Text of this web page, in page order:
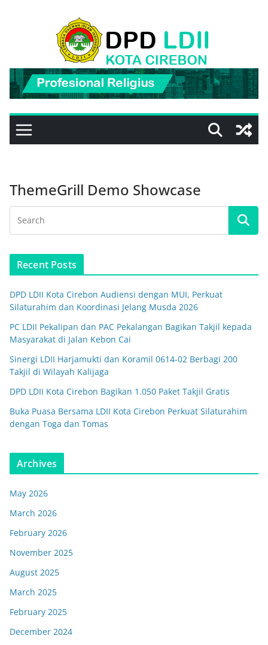
ThemeGrill Demo Showcase
Recent Posts
DPD LDII Kota Cirebon Audiensi dengan MUI, Perkuat
Silaturahim dan Koordinasi Jelang Musda 2026
PC LDII Pekalipan dan PAC Pekalangan Bagikan Takjil kepada
Masyarakat di Jalan Kebon Cai
Sinergi LDII Harjamukti dan Koramil 0614-02 Berbagi 200
Takjil di Wilayah Kalijaga
DPD LDII Kota Cirebon Bagikan 1.050 Paket Takjil Gratis
Buka Puasa Bersama LDII Kota Cirebon Perkuat Silaturahim
dengan Toga dan Tomas
Archives
May 2026
March 2026
February 2026
November 2025
August 2025
March 2025
February 2025
December 2024